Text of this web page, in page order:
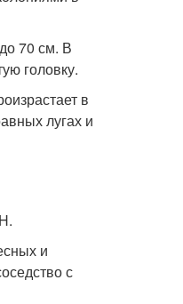
70 см. В
головку.
в
лугах и
и
с